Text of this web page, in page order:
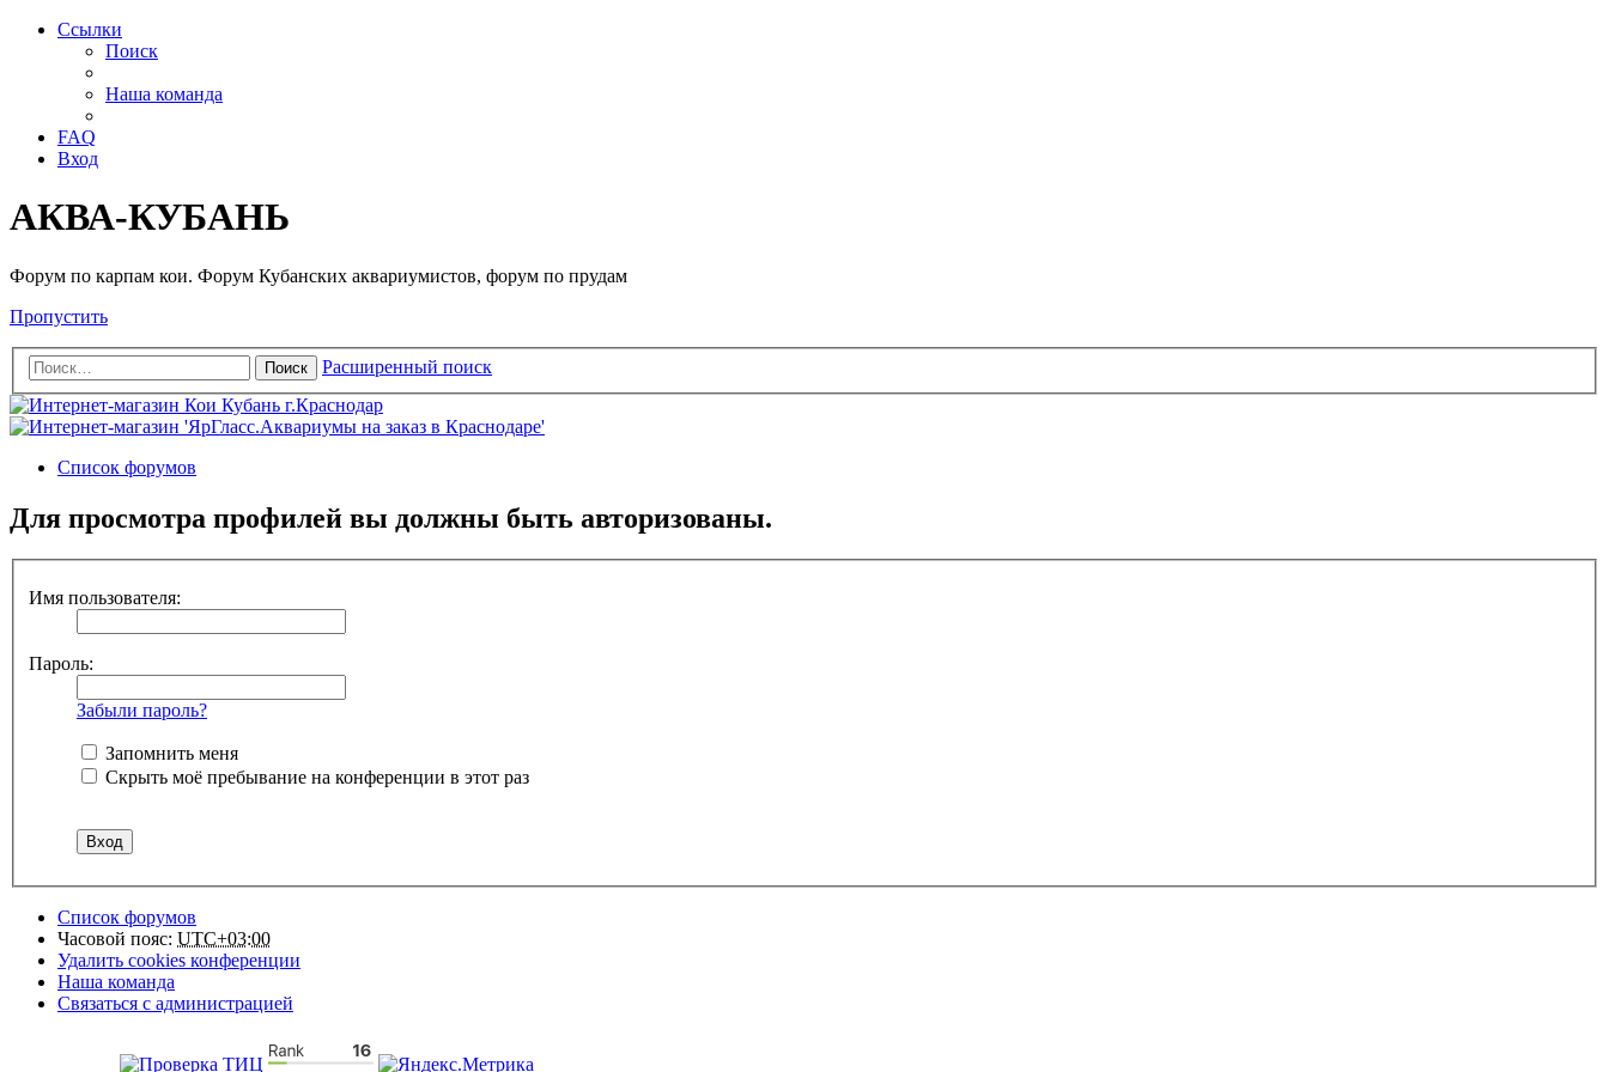
Ссылки
Поиск
Наша команда
FAQ
Вход
АКВА-КУБАНЬ
Форум по карпам кои. Форум Кубанских аквариумистов, форум по прудам
Пропустить
Поиск Расширенный поиск
Список форумов
Для просмотра профилей вы должны быть авторизованы.
Имя пользователя:
Пароль:
Забыли пароль?
Запомнить меня
Скрыть моё пребывание на конференции в этот раз
Список форумов
Часовой пояс: UTC+03:00
Удалить cookies конференции
Наша команда
Связаться с администрацией